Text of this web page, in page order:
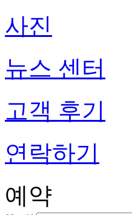
사진
뉴스 센터
고객 후기
연락하기
예약